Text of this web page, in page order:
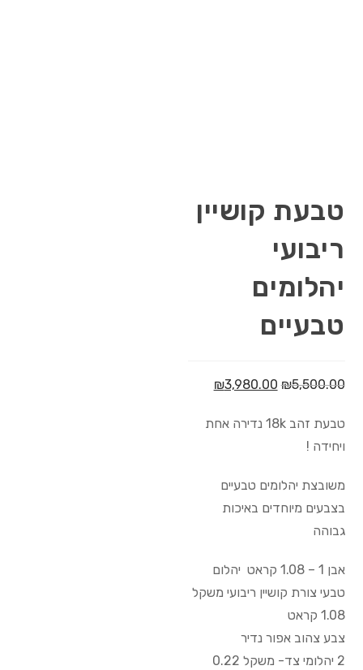
טבעת קושיין
ריבועי
יהלומים
טבעיים
₪5,500.00
₪3,980.00
טבעת זהב 18k נדירה אחת
ויחידה !
משובצת יהלומים טבעיים
בצבעים מיוחדים באיכות
גבוהה
אבן 1 – 1.08 קראט יהלום
טבעי צורת קושיין ריבועי משקל
1.08 קראט
צבע צהוב אפור נדיר
2 יהלומי צד- משקל 0.22